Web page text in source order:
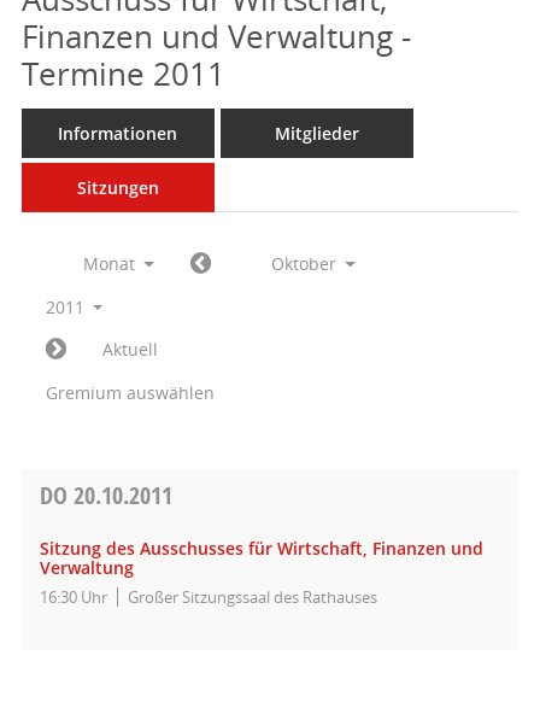
Finanzen und Verwaltung -
Termine 2011
Informationen Mitglieder
Sitzungen
Monat
Oktober
2011
Aktuell
Gremium auswählen
DO 20.10.2011
Sitzung des Ausschusses für Wirtschaft, Finanzen und
Verwaltung
16:30 Uhr Großer Sitzungssaal des Rathauses